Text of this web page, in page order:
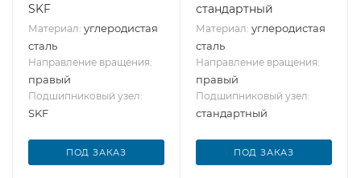
SKF
Материал: углеродистая
сталь
Направление вращения:
правый
Подшипниковый узел:
SKF
ПОД ЗАКАЗ
стандартный
Материал: углеродистая
сталь
Направление вращения:
правый
Подшипниковый узел:
стандартный
ПОД ЗАКАЗ